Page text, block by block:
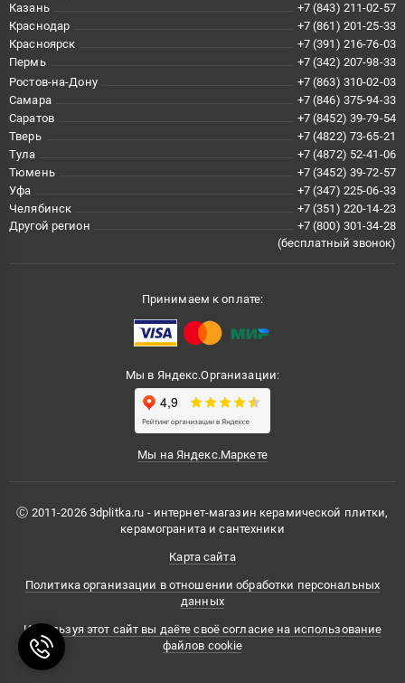
Казань
+7 (843) 211-02-57
Краснодар
+7 (861) 201-25-33
Красноярск
+7 (391) 216-76-03
Пермь
+7 (342) 207-98-33
Ростов-на-Дону
+7 (863) 310-02-03
Самара
+7 (846) 375-94-33
Саратов
+7 (8452) 39-79-54
Тверь
+7 (4822) 73-65-21
Тула
+7 (4872) 52-41-06
Тюмень
+7 (3452) 39-72-57
Уфа
+7 (347) 225-06-33
Челябинск
+7 (351) 220-14-23
Другой регион
+7 (800) 301-34-28
(бесплатный звонок)
Принимаем к оплате:
Мы в Яндекс.Организации:
Мы на Яндекс.Маркете
Ⓒ 2011-2026 3dplitka.ru - интернет-магазин керамической плитки,
керамогранита и сантехники
Карта сайта
Политика организации в отношении обработки персональных
данных
Используя этот сайт вы даёте своё согласие на использование
файлов cookie